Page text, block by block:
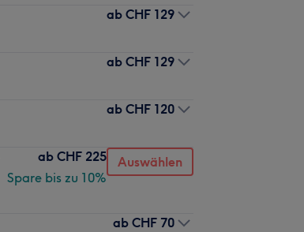
ab CHF 129
ab CHF 129
ab CHF 120
ab CHF 225
Spare bis zu 10%
Auswählen
ab CHF 70